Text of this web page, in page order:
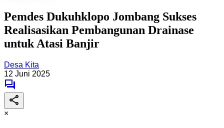
Pemdes Dukuhklopo Jombang Sukses
Realisasikan Pembangunan Drainase
untuk Atasi Banjir
Desa Kita
12 Juni 2025
×